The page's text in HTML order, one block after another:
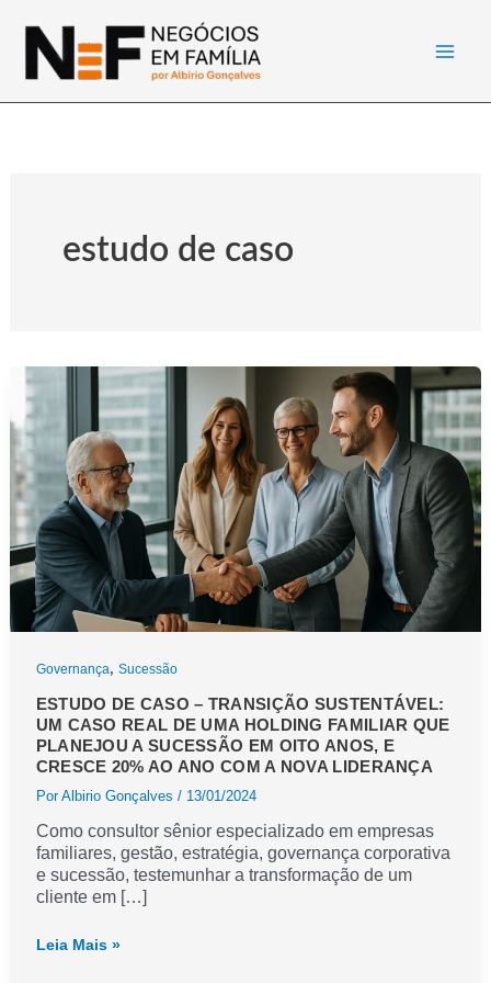
para
conteúdo
estudo de caso
Governança, Sucessão
ESTUDO DE CASO – TRANSIÇÃO SUSTENTÁVEL:
UM CASO REAL DE UMA HOLDING FAMILIAR QUE
PLANEJOU A SUCESSÃO EM OITO ANOS, E
CRESCE 20% AO ANO COM A NOVA LIDERANÇA
PorAlbirio Gonçalves / 13/01/2024
Como consultor sênior especializado em empresas
familiares, gestão, estratégia, governança corporativa
e sucessão, testemunhar a transformação de um
cliente em […]
ESTUDO
Leia Mais »